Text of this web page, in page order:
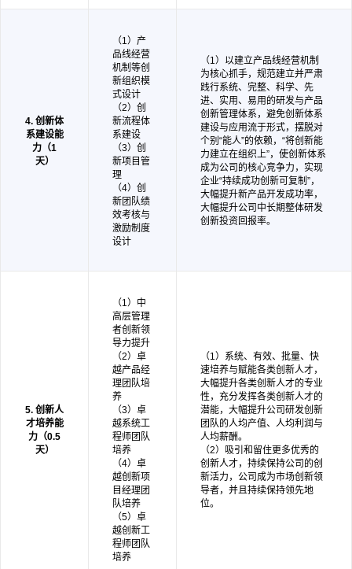
4. 创新体
系建设能
力（1
天）
（1）产
品线经营
机制等创
新组织模
式设计
（2）创
新流程体
系建设
（3）创
新项目管
理
（4）创
新团队绩
效考核与
激励制度
设计
（1）以建立产品线经营机制
为核心抓手，规范建立并严肃
践行系统、完整、科学、先
进、实用、易用的研发与产品
创新管理体系，避免创新体系
建设与应用流于形式，摆脱对
个别“能人”的依赖，“将创新能
力建立在组织上”，使创新体系
成为公司的核心竞争力，实现
企业“持续成功创新可复制”，
大幅提升新产品开发成功率，
大幅提升公司中长期整体研发
创新投资回报率。
5. 创新人
才培养能
力（0.5
天）
（1）中
高层管理
者创新领
导力提升
（2）卓
越产品经
理团队培
养
（3）卓
越系统工
程师团队
培养
（4）卓
越创新项
目经理团
队培养
（5）卓
越创新工
程师团队
培养
（1）系统、有效、批量、快
速培养与赋能各类创新人才，
大幅提升各类创新人才的专业
性，充分发挥各类创新人才的
潜能，大幅提升公司研发创新
团队的人均产值、人均利润与
人均薪酬。
（2）吸引和留住更多优秀的
创新人才，持续保持公司的创
新活力，公司成为市场创新领
导者，并且持续保持领先地
位。